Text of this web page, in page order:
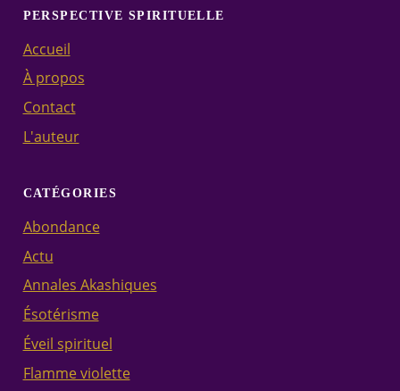
PERSPECTIVE SPIRITUELLE
Accueil
À propos
Contact
L'auteur
CATÉGORIES
Abondance
Actu
Annales Akashiques
Ésotérisme
Éveil spirituel
Flamme violette